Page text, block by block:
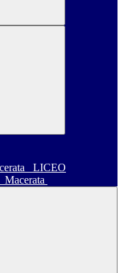
LICEO
Macerata